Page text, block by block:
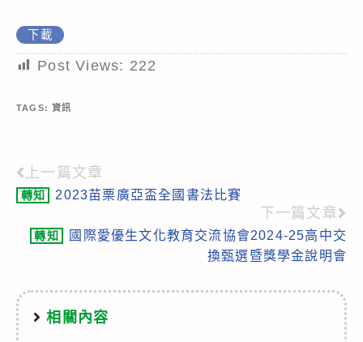
下載
Post Views: 222
TAGS:資訊
Read
more
articles
上一篇文章
轉知 2023苗栗廣亞盃全國書法比賽
下一篇文章
轉知
國際愛優生文化教育交流協會2024-25高中交
換甄選暨獎學金說明會
相關內容